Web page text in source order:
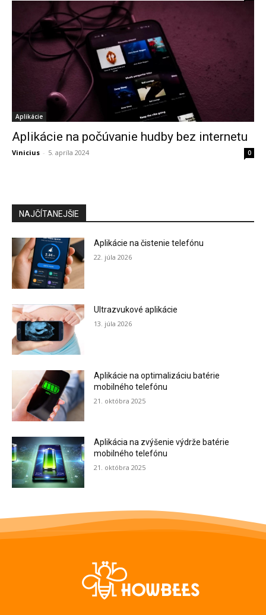
Aplikácie
Aplikácie na počúvanie hudby bez internetu
Vinicius - 5. apríla 2024 0
NAJČÍTANEJŠIE
Aplikácie na čistenie telefónu
22. júla 2026
Ultrazvukové aplikácie
13. júla 2026
Aplikácie na optimalizáciu batérie
mobilného telefónu
21. októbra 2025
Aplikácia na zvýšenie výdrže batérie
mobilného telefónu
21. októbra 2025